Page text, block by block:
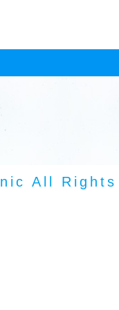
All